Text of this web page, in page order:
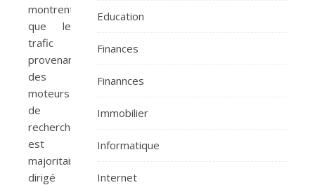
montrent
que le
trafic
provenant
des
moteurs
de
recherche
est
majoritairement
dirigé
Education
Finances
Finannces
Immobilier
Informatique
Internet